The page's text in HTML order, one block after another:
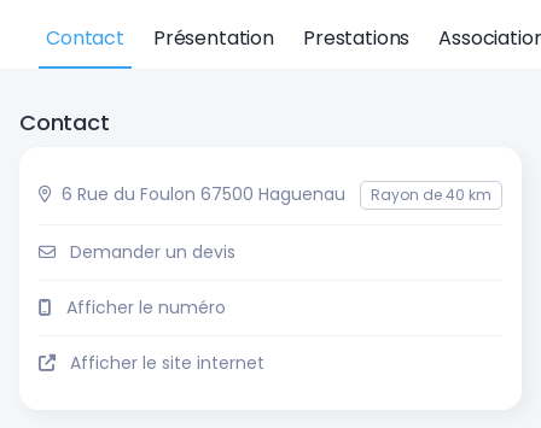
Contact Présentation Prestations
Contact
6 Rue du Foulon 67500 Haguenau Rayon de 40 km
Demander un devis
Afficher le numéro
Afficher le site internet